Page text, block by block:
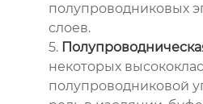
полупроводниковых
слоев.
5.
некоторых
полупроводниковой